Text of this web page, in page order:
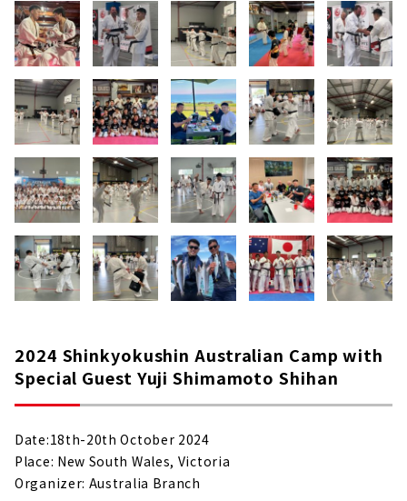
2024 Shinkyokushin Australian Camp with
Special Guest Yuji Shimamoto Shihan
Date:18th-20th October 2024
Place: New South Wales, Victoria
Organizer: Australia Branch